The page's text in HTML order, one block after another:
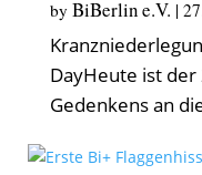
by BiBerlin e.V. |
DayHeute ist der
Gedenkens an